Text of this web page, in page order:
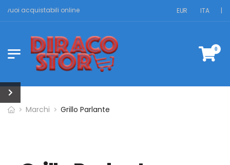
vuoi acquistabili online EUR ITA |
0
Marchi Grillo Parlante